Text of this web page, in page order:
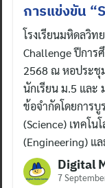
การแข่งขัน
โรงเรียนมหิดลวิท
Challenge ปีการ
2568 ณ หอประชุ
นักเรียน ม.5 และ
ข้อจำกัดโดยการ
(Science) เทคโน
(Engineering) แ
Digital
7